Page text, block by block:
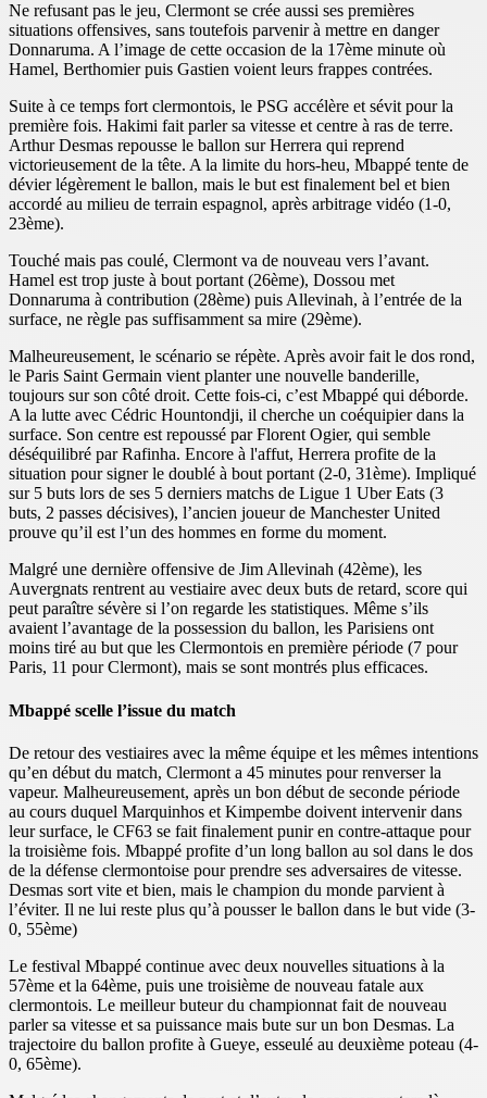
Ne refusant pas le jeu, Clermont se crée aussi ses premières
situations offensives, sans toutefois parvenir à mettre en danger
Donnaruma. A l’image de cette occasion de la 17ème minute où
Hamel, Berthomier puis Gastien voient leurs frappes contrées.
Suite à ce temps fort clermontois, le PSG accélère et sévit pour la
première fois. Hakimi fait parler sa vitesse et centre à ras de terre.
Arthur Desmas repousse le ballon sur Herrera qui reprend
victorieusement de la tête. A la limite du hors-heu, Mbappé tente de
dévier légèrement le ballon, mais le but est finalement bel et bien
accordé au milieu de terrain espagnol, après arbitrage vidéo (1-0,
23ème).
Touché mais pas coulé, Clermont va de nouveau vers l’avant.
Hamel est trop juste à bout portant (26ème), Dossou met
Donnaruma à contribution (28ème) puis Allevinah, à l’entrée de la
surface, ne règle pas suffisamment sa mire (29ème).
Malheureusement, le scénario se répète. Après avoir fait le dos rond,
le Paris Saint Germain vient planter une nouvelle banderille,
toujours sur son côté droit. Cette fois-ci, c’est Mbappé qui déborde.
A la lutte avec Cédric Hountondji, il cherche un coéquipier dans la
surface. Son centre est repoussé par Florent Ogier, qui semble
déséquilibré par Rafinha. Encore à l'affut, Herrera profite de la
situation pour signer le doublé à bout portant (2-0, 31ème). Impliqué
sur 5 buts lors de ses 5 derniers matchs de Ligue 1 Uber Eats (3
buts, 2 passes décisives), l’ancien joueur de Manchester United
prouve qu’il est l’un des hommes en forme du moment.
Malgré une dernière offensive de Jim Allevinah (42ème), les
Auvergnats rentrent au vestiaire avec deux buts de retard, score qui
peut paraître sévère si l’on regarde les statistiques. Même s’ils
avaient l’avantage de la possession du ballon, les Parisiens ont
moins tiré au but que les Clermontois en première période (7 pour
Paris, 11 pour Clermont), mais se sont montrés plus efficaces.
Mbappé scelle l’issue du match
De retour des vestiaires avec la même équipe et les mêmes intentions
qu’en début du match, Clermont a 45 minutes pour renverser la
vapeur. Malheureusement, après un bon début de seconde période
au cours duquel Marquinhos et Kimpembe doivent intervenir dans
leur surface, le CF63 se fait finalement punir en contre-attaque pour
la troisième fois. Mbappé profite d’un long ballon au sol dans le dos
de la défense clermontoise pour prendre ses adversaires de vitesse.
Desmas sort vite et bien, mais le champion du monde parvient à
l’éviter. Il ne lui reste plus qu’à pousser le ballon dans le but vide (3-
0, 55ème)
Le festival Mbappé continue avec deux nouvelles situations à la
57ème et la 64ème, puis une troisième de nouveau fatale aux
clermontois. Le meilleur buteur du championnat fait de nouveau
parler sa vitesse et sa puissance mais bute sur un bon Desmas. La
trajectoire du ballon profite à Gueye, esseulé au deuxième poteau (4-
0, 65ème).